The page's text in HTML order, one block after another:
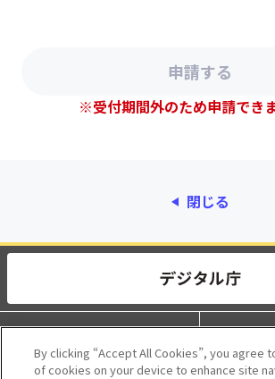
※受付期間外のため申請できま
閉じる
動作環境
By clicking “Accept All Cookies”, you agree
of cookies on your device to enhance site